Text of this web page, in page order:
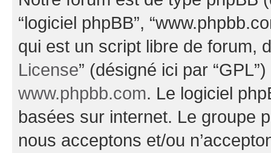
“logiciel phpBB”,
qui est un script libre de forum,
License” (désigné ici par
www.phpbb.com. Le logiciel
basées sur internet. Le groupe
nous acceptons et/ou